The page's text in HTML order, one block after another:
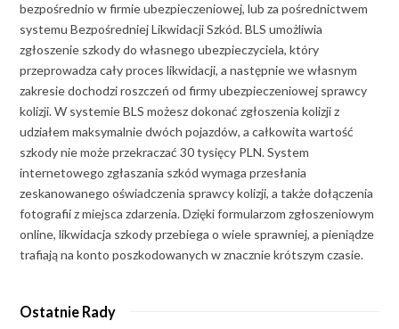
bezpośrednio w firmie ubezpieczeniowej, lub za pośrednictwem
systemu Bezpośredniej Likwidacji Szkód. BLS umożliwia
zgłoszenie szkody do własnego ubezpieczyciela, który
przeprowadza cały proces likwidacji, a następnie we własnym
zakresie dochodzi roszczeń od firmy ubezpieczeniowej sprawcy
kolizji. W systemie BLS możesz dokonać zgłoszenia kolizji z
udziałem maksymalnie dwóch pojazdów, a całkowita wartość
szkody nie może przekraczać 30 tysięcy PLN. System
internetowego zgłaszania szkód wymaga przesłania
zeskanowanego oświadczenia sprawcy kolizji, a także dołączenia
fotografii z miejsca zdarzenia. Dzięki formularzom zgłoszeniowym
online, likwidacja szkody przebiega o wiele sprawniej, a pieniądze
trafiają na konto poszkodowanych w znacznie krótszym czasie.
Ostatnie Rady